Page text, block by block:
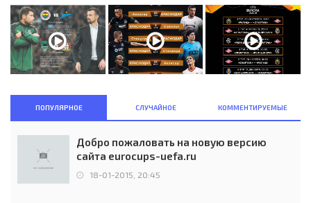
ПОПУЛЯРНОЕ СЛУЧАЙНОЕ КОММЕНТИРУЕМЫЕ
Добро пожаловать на новую версию
сайта eurocups-uefa.ru
18-01-2015, 20:45